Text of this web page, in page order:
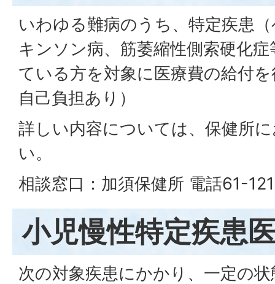
いわゆる難病のうち、特定疾患
キンソン病、筋萎縮性側索硬化
ている方を対象に医療費の給付
自己負担あり）
詳しい内容については、保健所
い。
相談窓口：加須保健所 電話61-
小児慢性特定疾患
次の対象疾患にかかり、一定の